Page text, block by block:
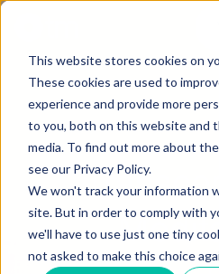
This website stores cookies on
These cookies are used to
experience and provide more
to you, both on this website and
media. To find out more about
see our Privacy Policy.
We won't track your information
site. But in order to comply with
we'll have to use just one tiny
not asked to make this choice